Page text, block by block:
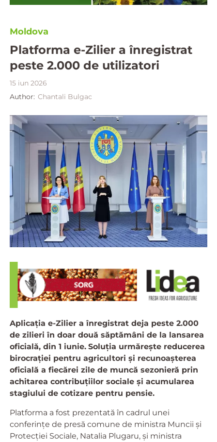
Moldova
Platforma e-Zilier a înregistrat
peste 2.000 de utilizatori
15 iun 2026
Author: Chantali Bulgac
Aplicația e-Zilier a înregistrat deja peste 2.000
de zilieri în doar două săptămâni de la lansarea
oficială, din 1 iunie. Soluția urmărește reducerea
birocrației pentru agricultori și recunoașterea
oficială a fiecărei zile de muncă sezonieră prin
achitarea contribuțiilor sociale și acumularea
stagiului de cotizare pentru pensie.
Platforma a fost prezentată în cadrul unei
conferințe de presă comune de ministra Muncii și
Protecției Sociale, Natalia Plugaru, și ministra